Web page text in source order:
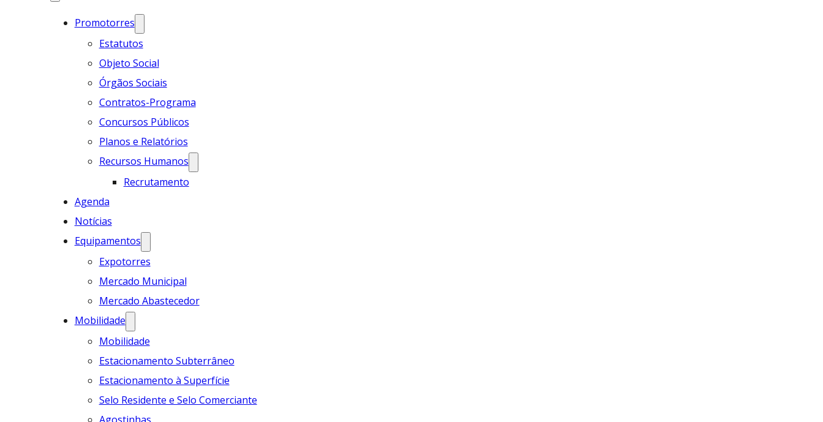
Promotorres
Estatutos
Objeto Social
Órgãos Sociais
Contratos-Programa
Concursos Públicos
Planos e Relatórios
Recursos Humanos
Recrutamento
Agenda
Notícias
Equipamentos
Expotorres
Mercado Municipal
Mercado Abastecedor
Mobilidade
Mobilidade
Estacionamento Subterrâneo
Estacionamento à Superfície
Selo Residente e Selo Comerciante